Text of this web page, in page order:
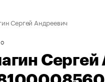
Сергей Андреевич